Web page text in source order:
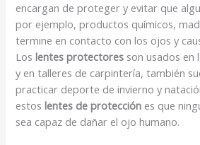
encargan de proteger y evitar que
por ejemplo, productos químicos,
termine en contacto con los ojos y
Loslentes protectores son usados
y en talleres de carpintería, también
practicar deporte de invierno y
estoslentes de protección es que
sea capaz de dañar el ojo humano.